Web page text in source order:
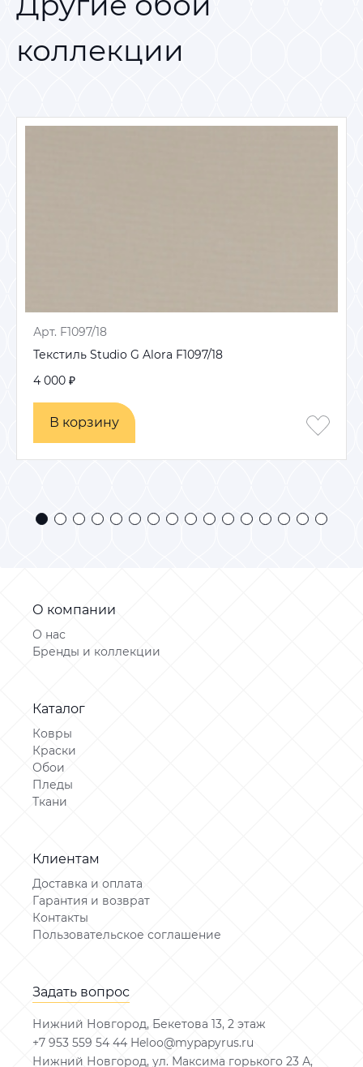
коллекции
Арт. F1097/18
Текстиль Studio G Alora F1097/18
4 000 ₽
В корзину
В корзину
О компании
О нас
Бренды и коллекции
Каталог
Ковры
Краски
Обои
Пледы
Ткани
Клиентам
Доставка и оплата
Гарантия и возврат
Контакты
Пользовательское соглашение
Задать вопрос
Нижний Новгород, Бекетова 13, 2 этаж
+7 953 559 54 44 Heloo@mypapyrus.ru
Нижний Новгород, ул. Максима горького 23 А,